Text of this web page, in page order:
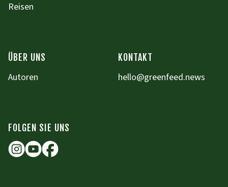
Reisen
ÜBER UNS
Autoren
KONTAKT
hello@greenfeed.news
FOLGEN SIE UNS